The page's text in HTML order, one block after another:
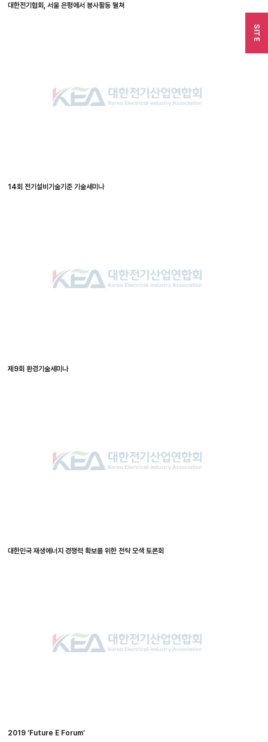
SITE
대한전기협회, 서울 은평에서 봉사활동 펼쳐
14회 전기설비기술기준 기술세미나
제9회 환경기술세미나
대한민국 재생에너지 경쟁력 확보를 위한 전략 모색 토론회
2019 ‘Future E Forum’